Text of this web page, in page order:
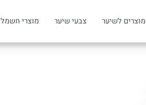
מוצרים לשיער צבעי שיער מוצרי חשמל